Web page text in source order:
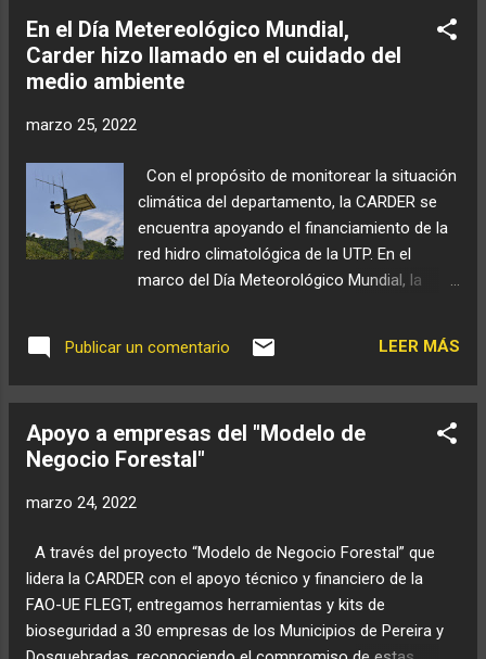
montaña, el mejoramiento productivo y la facilitación de
acuerdos comerciales para iniciativas comunitarias
relacionadas con lácteos, turismo, tubérculos y hortalizas, y
lanzamiento de este proyecto se llevó a cabo en Pereira en
presencia del Embajador de la Unión Europea, Gilles Bertrand,
quien visita el Eje Cafetero con el objetivo de impulsar los
programas ambient...
En el Día Metereológico Mundial,
Carder hizo llamado en el cuidado del
medio ambiente
marzo 25, 2022
Con el propósito de monitorear la situación
climática del departamento, la CARDER se
encuentra apoyando el financiamiento de la
red hidro climatológica de la UTP. En el
marco del Día Meteorológico Mundial, la
cuidado y preservación del medio ambiente,
con el fin de disminuir y controlar el cambio
medio ambiente. Julio Cesar Gómez Salazar,
director general de la CARDER expresó que
climático, se hace seguimiento a los datos
meteorológicos, como lo son la
temperatura, precipitación y vientos, con la
finalidad de hacer recomendaciones a la
Publicar un comentario LEER MÁS
Apoyo a empresas del "Modelo de
Negocio Forestal"
marzo 24, 2022
A través del proyecto “Modelo de Negocio Forestal” que
lidera la CARDER con el apoyo técnico y financiero de la
FAO-UE FLEGT, entregamos herramientas y kits de
bioseguridad a 30 empresas de los Municipios de Pereira y